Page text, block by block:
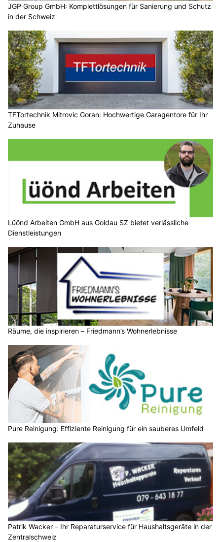
JGP Group GmbH: Komplettlösungen für Sanierung und Schutz
in der Schweiz
TFTortechnik Mitrovic Goran: Hochwertige Garagentore für Ihr
Zuhause
Lüönd Arbeiten GmbH aus Goldau SZ bietet verlässliche
Dienstleistungen
Räume, die inspirieren – Friedmann’s Wohnerlebnisse
Pure Reinigung: Effiziente Reinigung für ein sauberes Umfeld
Patrik Wacker – Ihr Reparaturservice für Haushaltsgeräte in der
Zentralschweiz